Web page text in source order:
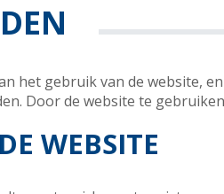
het gebruik van de website,
Door de website te
WEBSITE